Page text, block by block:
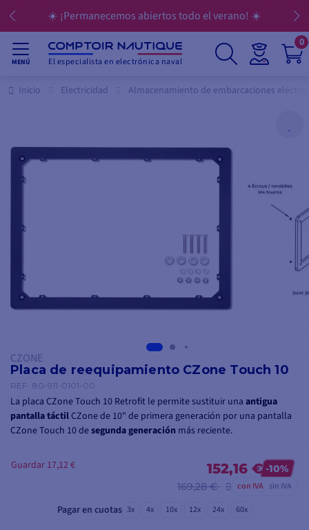
☀️ ¡Permanecemos abiertos todo el verano! ☀️
MENÚ El especialista en electrónica naval
0
Inicio Electricidad Almacenamiento de embarcaciones
CZONE
Placa de reequipamiento CZone Touch 10
REF. 80-911-0101-00
La placa CZone Touch 10 Retrofit le permite sustituir una antigua
pantalla táctilCZone de 10" de primera generación por una pantalla
CZone Touch 10 desegunda generación más reciente.
152,16 € -10%
169,28 €
con IVA sin IVA
Guardar 17,12 €
Pagar en cuotas 3x 4x 10x 12x 24x 60x